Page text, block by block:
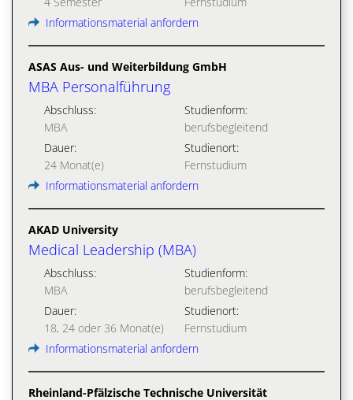
Informationsmaterial anfordern
ASAS Aus- und Weiterbildung GmbH
MBA Personalführung
Abschluss:
MBA
Studienform:
berufsbegleitend
Dauer:
24 Monat(e)
Studienort:
Fernstudium
Informationsmaterial anfordern
AKAD University
Medical Leadership (MBA)
Abschluss:
MBA
Studienform:
berufsbegleitend
Dauer:
18, 24 oder 36 Monat(e)
Studienort:
Fernstudium
Informationsmaterial anfordern
Rheinland-Pfälzische Technische Universität